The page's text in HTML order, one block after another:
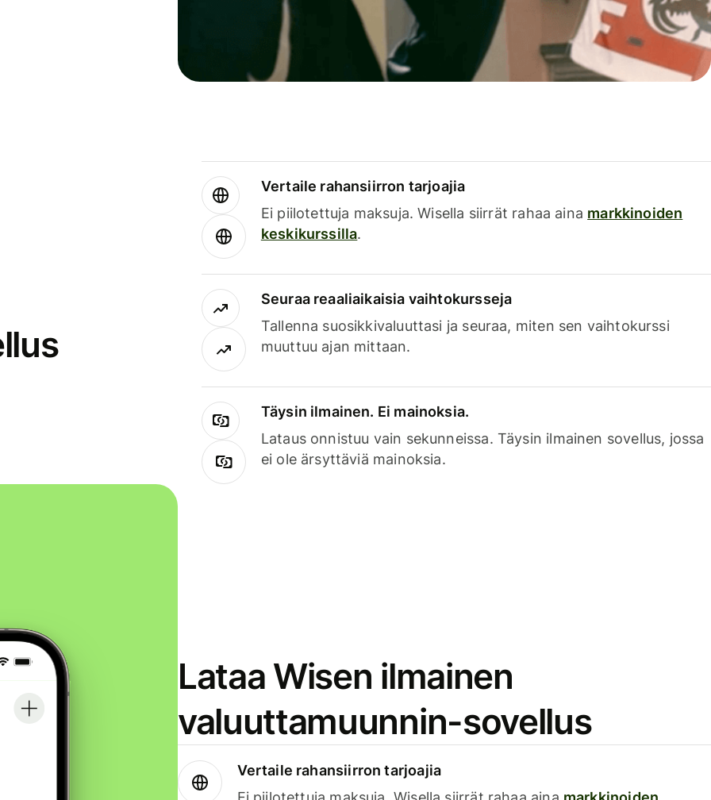
Vertaile rahansiirron tarjoajia
Ei piilotettuja maksuja. Wisella siirrät rahaa aina markkinoiden
keskikurssilla.
Seuraa reaaliaikaisia vaihtokursseja
Tallenna suosikkivaluuttasi ja seuraa, miten sen vaihtokurssi
muuttuu ajan mittaan.
Täysin ilmainen. Ei mainoksia.
Lataus onnistuu vain sekunneissa. Täysin ilmainen sovellus, jossa
ei ole ärsyttäviä mainoksia.
Lataa Wisen ilmainen
valuuttamuunnin-sovellus
Vertaile rahansiirron tarjoajia